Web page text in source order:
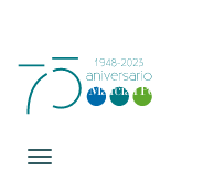
Toggle navigation